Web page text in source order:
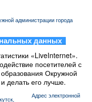
администрации города
данных
«LiveInternet».
посетителей с
Окружной
делать его лучше.
Aдрес электронной